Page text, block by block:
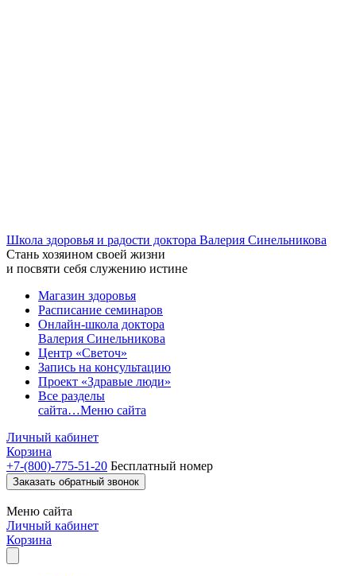
Школа здоровья и радости доктора Валерия Синельникова
Стань хозяином своей жизни
и посвяти себя служению истине
Магазин здоровья
Расписание семинаров
Онлайн-школа доктора
Валерия Синельникова
Центр «Светоч»
Запись на консультацию
Проект «Здравые люди»
Все разделы
сайта…Меню сайта
Личный кабинет
Корзина
+7-(800)-775-51-20 Бесплатный номер
Заказать обратный звонок
Меню сайта
Личный кабинет
Корзина